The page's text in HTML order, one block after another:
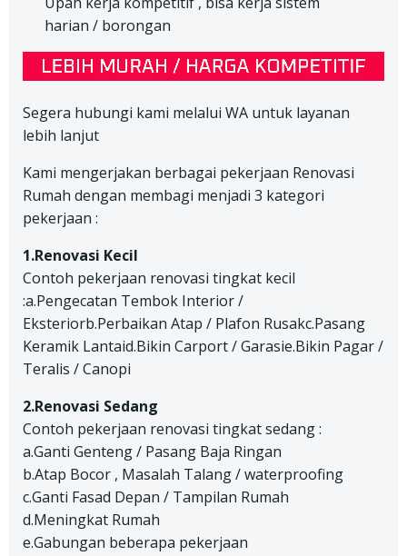
harian / borongan
Segera hubungi kami melalui WA untuk layanan
lebih lanjut
Kami mengerjakan berbagai pekerjaan Renovasi
Rumah dengan membagi menjadi 3 kategori
pekerjaan :
1.Renovasi Kecil
Contoh pekerjaan renovasi tingkat kecil
:a.Pengecatan Tembok Interior /
Eksteriorb.Perbaikan Atap / Plafon Rusakc.Pasang
Keramik Lantaid.Bikin Carport / Garasie.Bikin Pagar /
Teralis / Canopi
2.Renovasi Sedang
Contoh pekerjaan renovasi tingkat sedang :
a.Ganti Genteng / Pasang Baja Ringan
b.Atap Bocor , Masalah Talang / waterproofing
c.Ganti Fasad Depan / Tampilan Rumah
d.Meningkat Rumah
e.Gabungan beberapa pekerjaan